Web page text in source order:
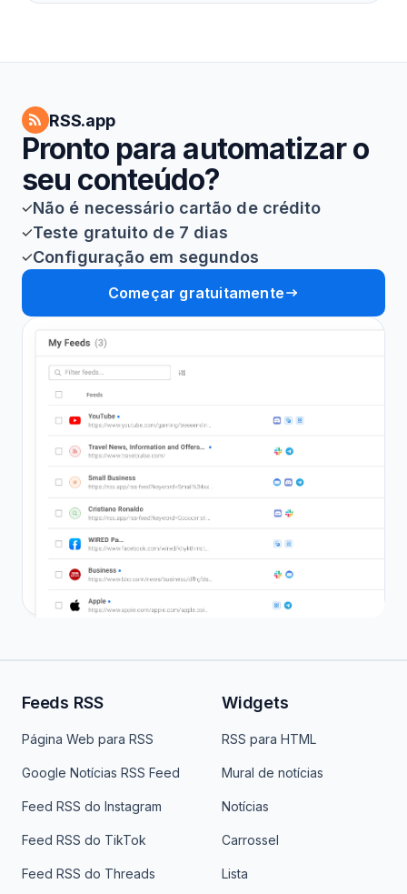
RSS.app
Pronto para automatizar o
seu conteúdo?
Não é necessário cartão de crédito
Teste gratuito de 7 dias
Configuração em segundos
Começar gratuitamente
Feeds RSS
Página Web para RSS
Google Notícias RSS Feed
Feed RSS do Instagram
Feed RSS do TikTok
Feed RSS do Threads
Widgets
RSS para HTML
Mural de notícias
Notícias
Carrossel
Lista